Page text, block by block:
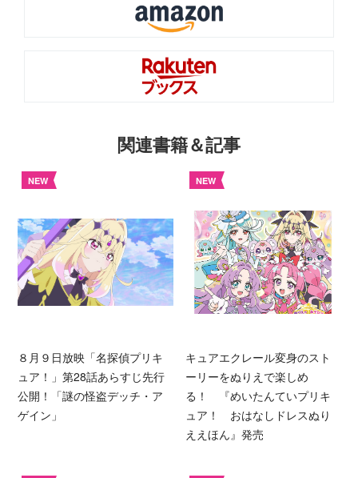
関連書籍＆記事
NEW
８月９日放映「名探偵プリキ
ュア！」第28話あらすじ先行
公開！「謎の怪盗デッチ・ア
ゲイン」
NEW
キュアエクレール変身のスト
ーリーをぬりえで楽しめ
る！ 『めいたんていプリキ
ュア！ おはなしドレスぬり
ええほん』発売